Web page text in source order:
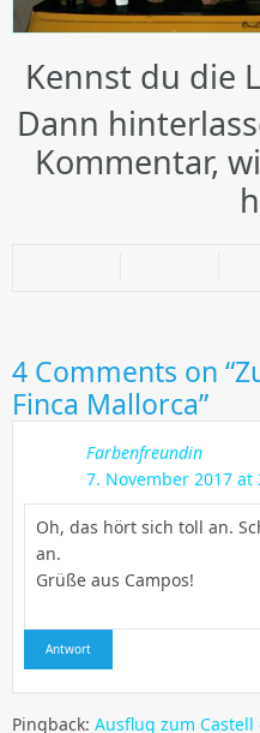
Kennst du die
Dann
Kommentar,
4 Comments on
Finca Mallorca”
Farbenfreundin
7. November 2017 at
Oh, das hört sich toll an.
an.
Grüße aus Campos!
Antwort
Pingback: Ausflug zum